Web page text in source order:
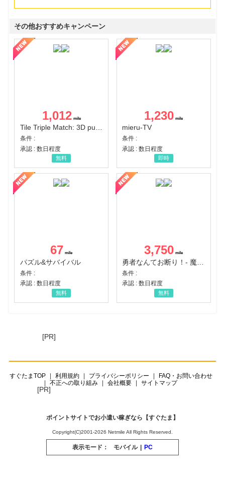
その他おすすめキャンペーン
1,012
Tile Triple Match: 3D puzzle
条件 :
承認 : 数日程度
無料
1,230
mieru-TV
条件 :
承認 : 数日程度
即時
67
パズル&サバイバル
条件 :
承認 : 数日程度
無料
3,750
条件 :
承認 : 数日程度
無料
[PR]
すぐたまTOP 利用規約 プライバシーポリシー
FAQ・お問い合わせ
不正への取り組み
会社概要 サイトマップ
[PR]
ポイントサイトでお小遣い稼ぎなら【すぐたま】
Copyright(C)2001-2026 Netmile All Rights Reserved.
表示モード： モバイル | PC